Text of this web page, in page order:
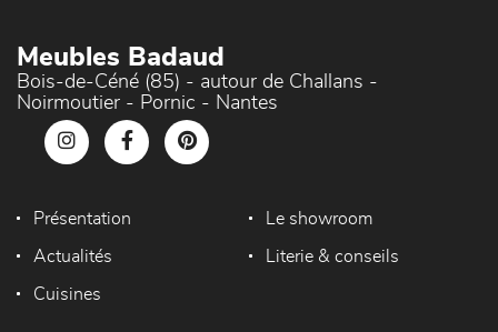
Meubles Badaud
Bois-de-Céné (85) - autour de Challans -
Noirmoutier - Pornic - Nantes
Présentation Le showroom
Actualités Literie & conseils
Cuisines